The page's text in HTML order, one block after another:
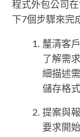
程式外包公司
下7個步驟來完
釐清客
了解需
細描述
儲存格
提案與
要求開